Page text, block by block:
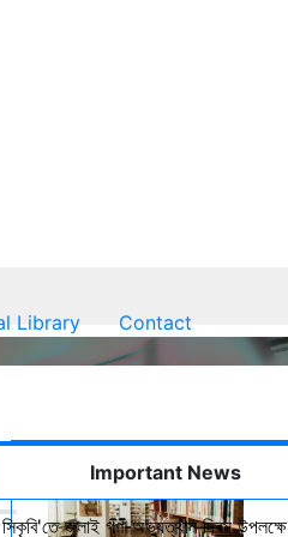
Library Contact
Important News
সিকৃবি'তে জুলাই গণ-অভ্যুত্থান দিবস উপলক্ষে